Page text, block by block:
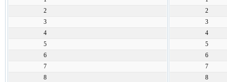
2
3
4
5
6
7
8
2
3
4
5
6
7
8